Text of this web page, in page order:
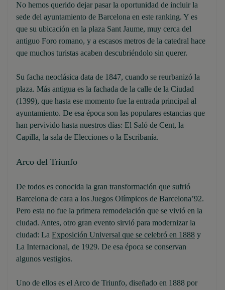
No hemos querido dejar pasar la oportunidad de incluir la
sede del ayuntamiento de Barcelona en este ranking. Y es
que su ubicación en la plaza Sant Jaume, muy cerca del
antiguo Foro romano, y a escasos metros de la catedral hace
que muchos turistas acaben descubriéndolo sin querer.
Su facha neoclásica data de 1847, cuando se reurbanizó la
plaza. Más antigua es la fachada de la calle de la Ciudad
(1399), que hasta ese momento fue la entrada principal al
ayuntamiento. De esa época son las populares estancias que
han pervivido hasta nuestros días: El Saló de Cent, la
Capilla, la sala de Elecciones o la Escribanía.
Arco del Triunfo
De todos es conocida la gran transformación que sufrió
Barcelona de cara a los Juegos Olímpicos de Barcelona’92.
Pero esta no fue la primera remodelación que se vivió en la
ciudad. Antes, otro gran evento sirvió para modernizar la
ciudad: La Exposición Universal que se celebró en 1888 y
La Internacional, de 1929. De esa época se conservan
algunos vestigios.
Uno de ellos es el Arco de Triunfo, diseñado en 1888 por